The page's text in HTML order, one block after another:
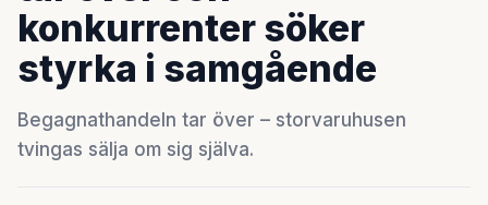
konkurrenter söker
styrka i samgående
Begagnathandeln tar över – storvaruhusen
tvingas sälja om sig själva.